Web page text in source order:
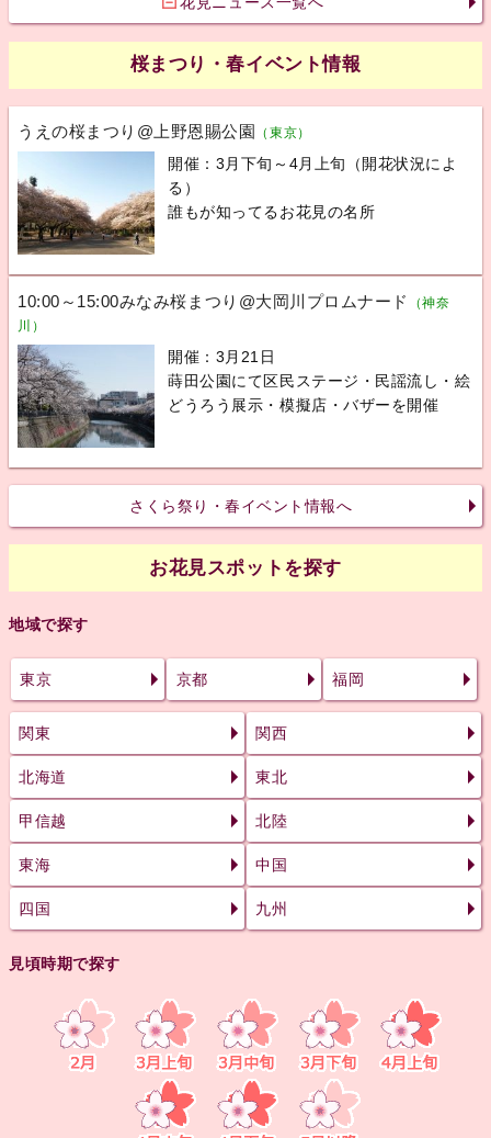
桜まつり・春イベント情報
うえの桜まつり@上野恩賜公園 （東京）
開催：3月下旬～4月上旬（開花状況によ
る）
誰もが知ってるお花見の名所
10:00～15:00みなみ桜まつり@大岡川プロムナード
（神奈
川）
開催：3月21日
蒔田公園にて区民ステージ・民謡流し・絵
どうろう展示・模擬店・バザーを開催
さくら祭り・春イベント情報へ
お花見スポットを探す
地域で探す
東京 京都 福岡
関東 関西
北海道 東北
甲信越 北陸
東海 中国
四国 九州
見頃時期で探す